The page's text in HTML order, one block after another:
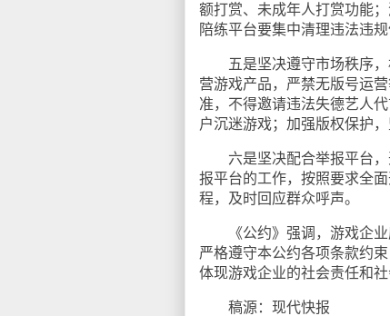
额打赏、未成年人打赏功能
陪练平台要集中清理违法违
五是坚决遵守市场秩序，
营游戏产品，严禁无版号运
准，不得邀请违法失德艺人
户沉迷游戏；加强版权保护
六是坚决配合举报平台，
报平台的工作，按照要求全
程，及时回应群众呼声。
《公约》强调，游戏企业
严格遵守本公约各项条款约
体现游戏企业的社会责任和社
稿源：现代快报